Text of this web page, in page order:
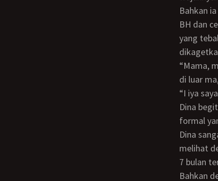
Bahkan ia sekarang sangat ketakutan bila tamu undangan tahu kalau tak memakai
BH dan
yang
“Mama, mama udah cantik OOTD gini kok malah melamun, ayo sapa tamu undangan
di luar
“I iya
Dina begitu malas menghadiri acara pembukaan. Bukan karena tidak suka acara
formal
Dina
melihat
7 bulan
Bahkan dengan nakalnya seperti sedang membaca doa, pak rizieq mengelus ngelus